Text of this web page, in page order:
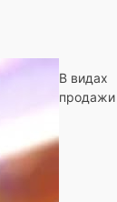
В видах
продажи